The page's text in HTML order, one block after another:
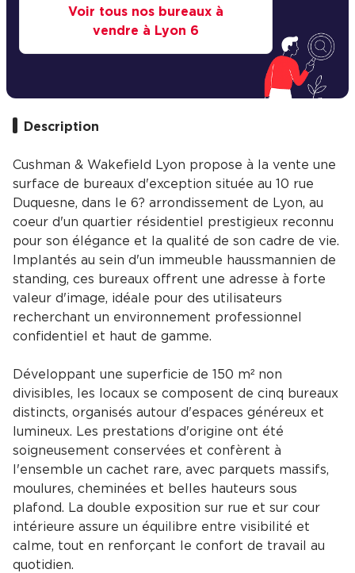
Voir tous nos bureaux à
vendre à Lyon 6
Description
Cushman & Wakefield Lyon propose à la vente une
surface de bureaux d'exception située au 10 rue
Duquesne, dans le 6? arrondissement de Lyon, au
coeur d'un quartier résidentiel prestigieux reconnu
pour son élégance et la qualité de son cadre de vie.
Implantés au sein d'un immeuble haussmannien de
standing, ces bureaux offrent une adresse à forte
valeur d'image, idéale pour des utilisateurs
recherchant un environnement professionnel
confidentiel et haut de gamme.
Développant une superficie de 150 m² non
divisibles, les locaux se composent de cinq bureaux
distincts, organisés autour d'espaces généreux et
lumineux. Les prestations d'origine ont été
soigneusement conservées et confèrent à
l'ensemble un cachet rare, avec parquets massifs,
moulures, cheminées et belles hauteurs sous
plafond. La double exposition sur rue et sur cour
intérieure assure un équilibre entre visibilité et
calme, tout en renforçant le confort de travail au
quotidien.